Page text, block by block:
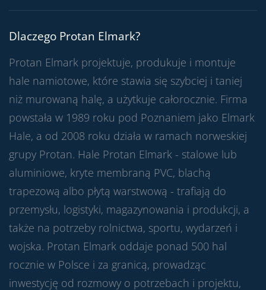
Dlaczego Protan Elmark?
Protan Elmark projektuje, produkuje i montuje
hale namiotowe, które stawia się szybciej i taniej
niż murowaną halę, a użytkuje całorocznie. Firma
powstała w 1989 roku pod Poznaniem jako Elmark
Hale, a od 2008 roku działa w ramach norweskiej
grupy Protan. Hale Protan Elmark - stalowe lub
aluminiowe, kryte membraną PVC, blachą
trapezową albo płytą warstwową - trafiają do
przemysłu, logistyki, magazynowania i produkcji, a
także na potrzeby rolnictwa, sportu, wydarzeń i
wojska. Protan Elmark oddaje ponad 500 hal
rocznie w Polsce i za granicą, prowadząc
inwestycję od rozmowy o potrzebach i projektu,